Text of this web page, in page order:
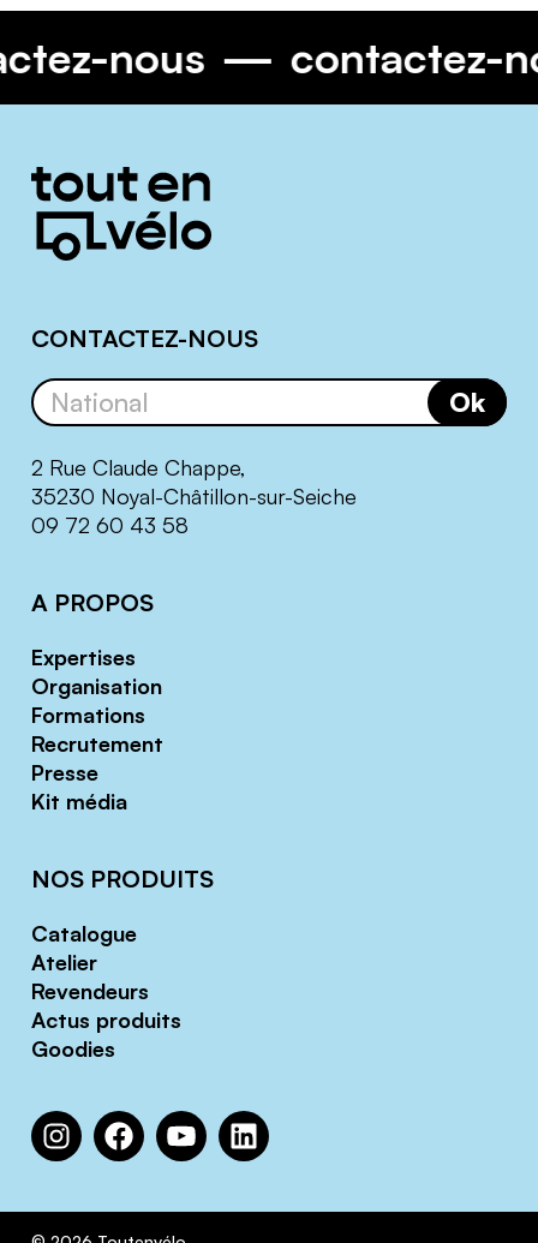
nous
Informations
complémentaires
CONTACTEZ-NOUS
Ok
2 Rue Claude Chappe,
35230 Noyal-Châtillon-sur-Seiche
09 72 60 43 58
A PROPOS
Expertises
Organisation
Formations
Recrutement
Presse
Kit média
NOS PRODUITS
Catalogue
Atelier
Revendeurs
Actus produits
Goodies